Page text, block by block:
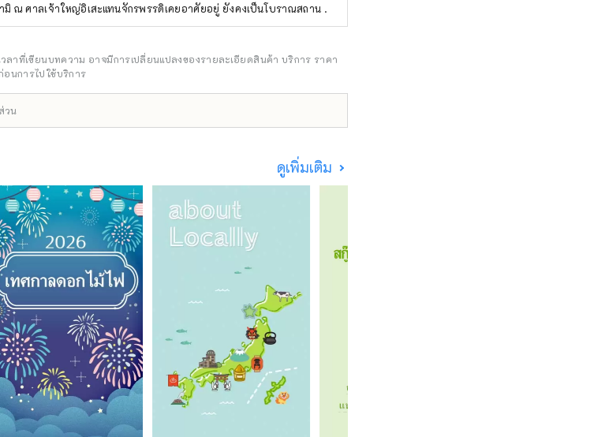
มิ ณ ศาลเจ้าใหญ่อิเสะแทนจักรพรรดิเคยอาศัยอยู่ ยังคงเป็นโบราณสถาน .
ลาที่เขียนบทความ อาจมีการเปลี่ยนแปลงของรายละเอียดสินค้า บริการ ราคา
นการไปใช้บริการ
วน
ดูเพิ่มเติม